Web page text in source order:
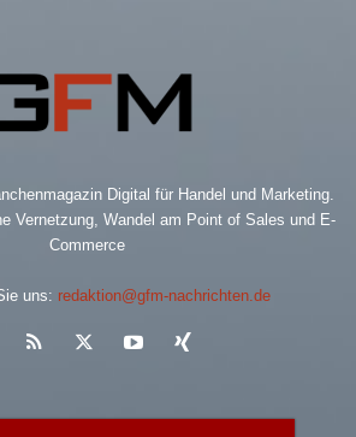
Digital für Handel und Marketing.
Vernetzung, Wandel am Point of Sales und E-
Commerce
uns: redaktion@gfm-nachrichten.de